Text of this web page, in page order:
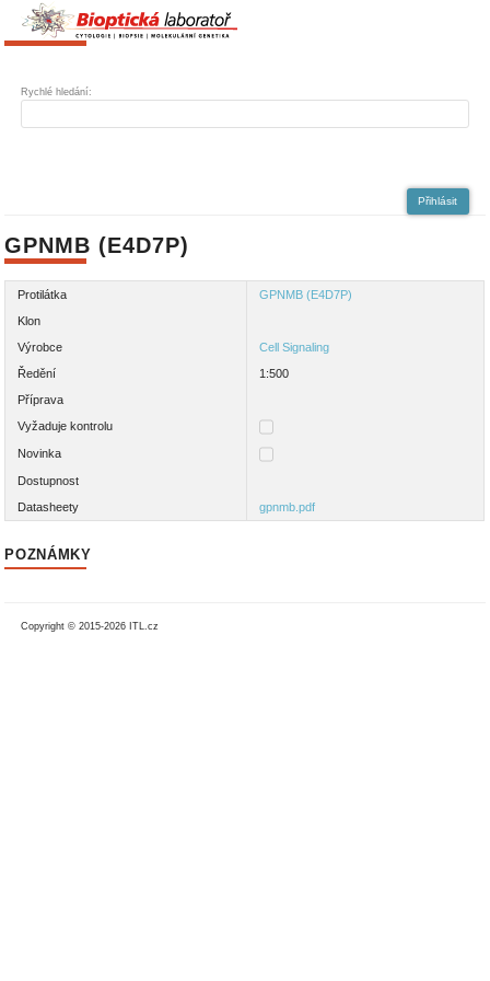
Rychlé hledání:
Přihlásit
GPNMB (E4D7P)
Protilátka
GPNMB (E4D7P)
Klon
Výrobce
Cell Signaling
Ředění
1:500
Příprava
Vyžaduje kontrolu
Novinka
Dostupnost
Datasheety
gpnmb.pdf
POZNÁMKY
Copyright © 2015-2026 ITL.cz